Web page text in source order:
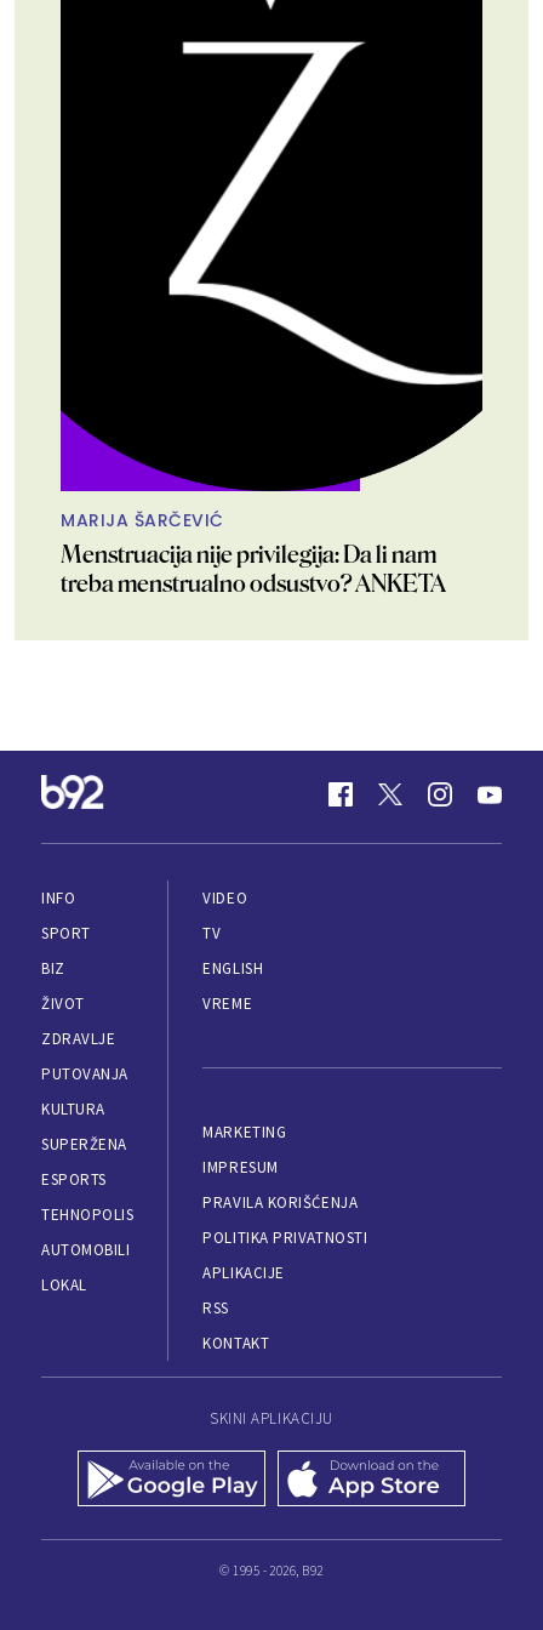
MARIJA ŠARČEVIĆ
Menstruacija nije privilegija: Da li nam
treba menstrualno odsustvo? ANKETA
INFO
SPORT
BIZ
ŽIVOT
ZDRAVLJE
PUTOVANJA
KULTURA
SUPERŽENA
ESPORTS
TEHNOPOLIS
AUTOMOBILI
LOKAL
VIDEO
TV
ENGLISH
VREME
MARKETING
IMPRESUM
PRAVILA KORIŠĆENJA
POLITIKA PRIVATNOSTI
APLIKACIJE
RSS
KONTAKT
SKINI APLIKACIJU
© 1995 - 2026, B92